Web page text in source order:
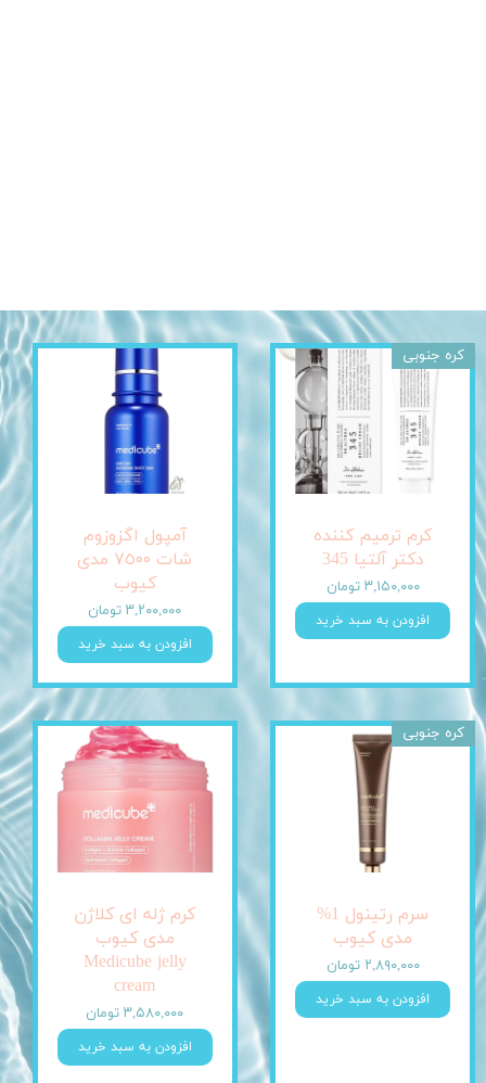
کرم ترمیم کننده
دکتر آلتیا 345
۳,۱۵۰,۰۰۰ تومان
افزودن به سبد خرید
کره جنوبی
آمپول اگزوزوم
شات ٧٥٠٠ مدی
کیوب
۳,۲۰۰,۰۰۰ تومان
افزودن به سبد خرید
سرم رتینول 1%
مدی کیوب
۲,۸۹۰,۰۰۰ تومان
افزودن به سبد خرید
کره جنوبی
کرم ژله ای کلاژن
مدی کیوب
Medicube jelly
cream
۳,۵۸۰,۰۰۰ تومان
افزودن به سبد خرید